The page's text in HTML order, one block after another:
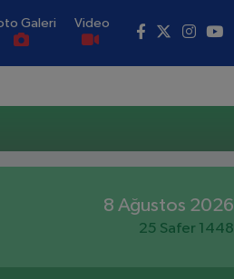
Galeri Video
8 Ağustos 2026
25 Safer 1448